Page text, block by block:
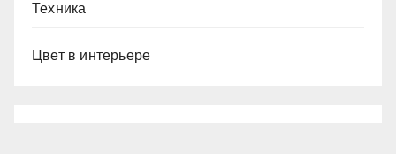
Техника
Цвет в интерьере